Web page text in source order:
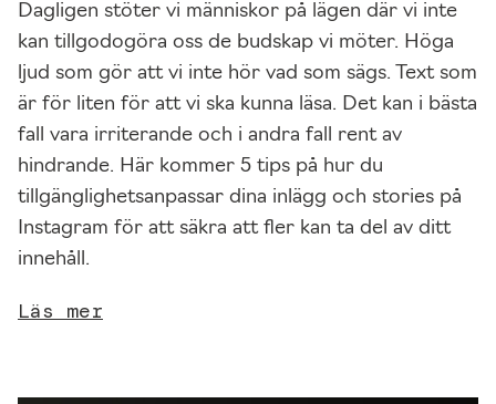
Dagligen stöter vi människor på lägen där vi inte
kan tillgodogöra oss de budskap vi möter. Höga
ljud som gör att vi inte hör vad som sägs. Text som
är för liten för att vi ska kunna läsa. Det kan i bästa
fall vara irriterande och i andra fall rent av
hindrande. Här kommer 5 tips på hur du
tillgänglighetsanpassar dina inlägg och stories på
Instagram för att säkra att fler kan ta del av ditt
innehåll.
Läs mer